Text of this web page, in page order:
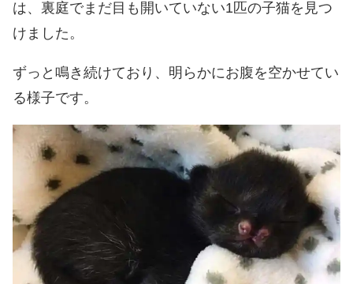
は、裏庭でまだ目も開いていない1匹の子猫を見つ
けました。
ずっと鳴き続けており、明らかにお腹を空かせてい
る様子です。